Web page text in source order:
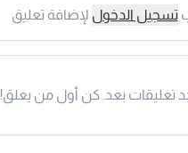
تسجيل الدخول لإضافة تعليق
تعليقات بعد. كن أول من يعلق!